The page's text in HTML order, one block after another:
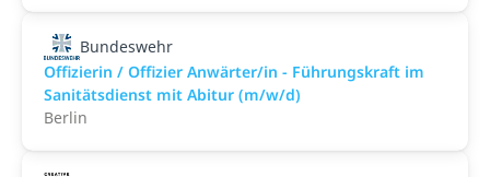
Bundeswehr
Offizierin / Offizier Anwärter/in - Führungskraft im
Sanitätsdienst mit Abitur (m/w/d)
Berlin